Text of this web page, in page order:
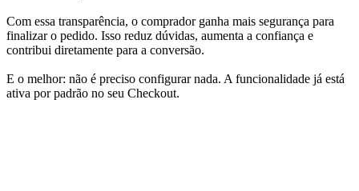
Com essa transparência, o comprador ganha mais segurança para
finalizar o pedido. Isso reduz dúvidas, aumenta a confiança e
contribui diretamente para a conversão.
E o melhor: não é preciso configurar nada. A funcionalidade já está
ativa por padrão no seu Checkout.